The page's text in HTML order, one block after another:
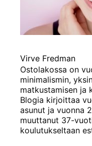
Virve Fredman
Ostolakossa on
minimalismin,
matkustamisen ja
Blogia kirjoittaa
asunut ja vuonna
muuttanut 37-
koulutukseltaan